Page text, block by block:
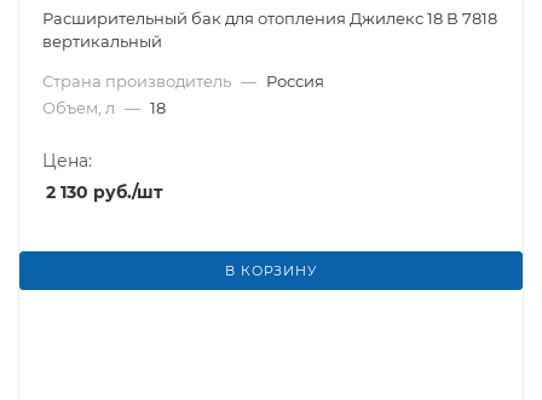
Расширительный бак для отопления Джилекс 18 В 7818
вертикальный
Страна производитель — Россия
Объем, л — 18
Цена:
2 130 руб./шт
В КОРЗИНУ